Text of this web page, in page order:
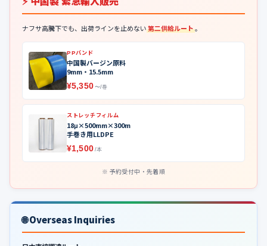
ナフサ高騰下でも、出荷ラインを止めない第二供給ルート。
PPバンド
中国製バージン原料
9mm・15.5mm
¥5,350 〜/巻
ストレッチフィルム
18μ×500mm×300m
手巻き用LLDPE
¥1,500 /本
予約受付中・先着順
🌐 Overseas Inquiries